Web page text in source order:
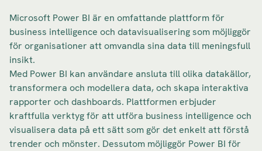
Microsoft Power BI är en omfattande plattform för
business intelligence och datavisualisering som möjliggör
för organisationer att omvandla sina data till meningsfull
insikt.
Med Power BI kan användare ansluta till olika datakällor,
transformera och modellera data, och skapa interaktiva
rapporter och dashboards. Plattformen erbjuder
kraftfulla verktyg för att utföra business intelligence och
visualisera data på ett sätt som gör det enkelt att förstå
trender och mönster. Dessutom möjliggör Power BI för